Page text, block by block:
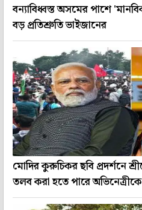
বন্যাবিধ্বস্ত অসমের পাশে
বড় প্রতিশ্রুতি ভাইজানের
মোদির কুরুচিকর ছবি প্রদর্শনে
তলব করা হতে পারে অভিনেত্রীকে